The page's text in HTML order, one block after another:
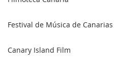
Festival de Música de Canarias
Canary Island Film